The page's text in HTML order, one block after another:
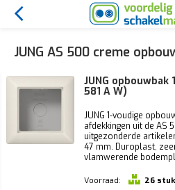
JUNG AS 500 creme
JUNG opbouwbak
581 A W)
JUNG 1-voudige
afdekkingen uit de AS
uitgezonderde
47 mm. Duroplast,
vlamwerende
Voorraad:
26